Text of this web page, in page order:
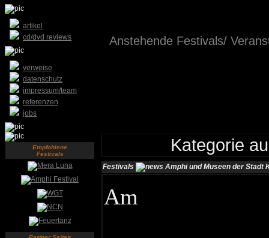
artikel
cd/dvd reviews
verweise
datenschutz
impressum/team
referenzen
jobs
Empfohlene
Festivals
Anstehende Festivals/
Kategorie
Festivals Amphi und Museen der Stadt
Am